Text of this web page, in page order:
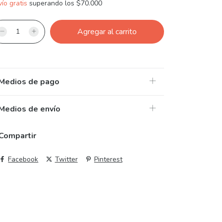
gratis superando los $70.000
de pago
de envío
Facebook Twitter Pinterest